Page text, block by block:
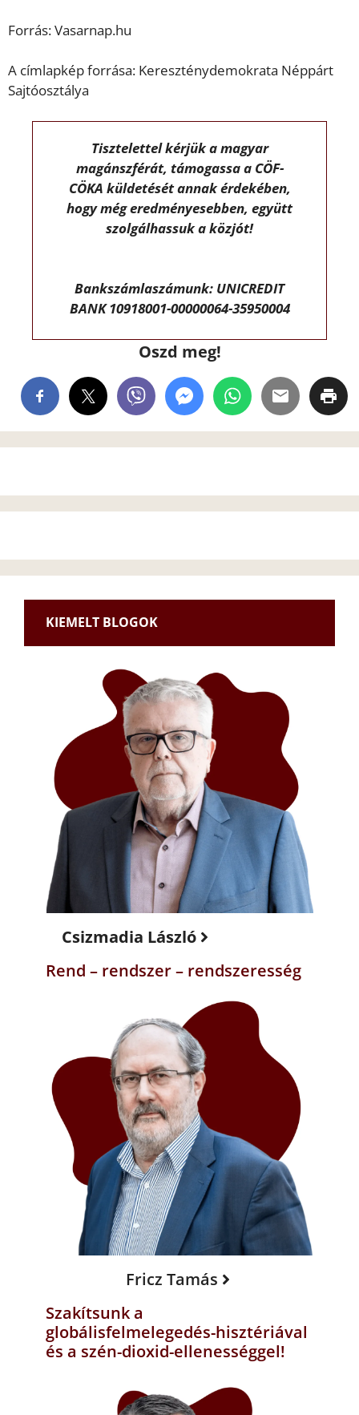
Forrás: Vasarnap.hu
A címlapkép forrása: Kereszténydemokrata Néppárt
Sajtóosztálya
Tisztelettel kérjük a magyar
magánszférát, támogassa a CÖF-
CÖKA küldetését annak érdekében,
hogy még eredményesebben, együtt
szolgálhassuk a közjót!
Bankszámlaszámunk: UNICREDIT
BANK 10918001-00000064-35950004
Oszd meg!
KIEMELT BLOGOK
Csizmadia László
Rend – rendszer – rendszeresség
Fricz Tamás
Szakítsunk a
globálisfelmelegedés-hisztériával
és a szén-dioxid-ellenességgel!